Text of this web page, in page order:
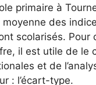
primaire à
des
scolarisés. Pour
il est utile de le
et de
: l’écart-type.